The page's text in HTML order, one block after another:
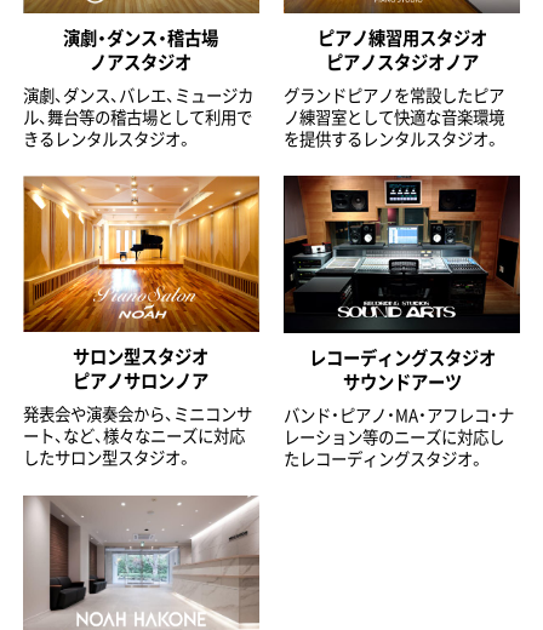
演劇・ダンス・稽古場
ノアスタジオ
演劇、ダンス、バレエ、ミュージカ
ル、舞台等の稽古場として利用で
きるレンタルスタジオ。
ピアノ練習用スタジオ
ピアノスタジオノア
グランドピアノを常設したピア
ノ練習室として快適な音楽環境
を提供するレンタルスタジオ。
サロン型スタジオ
ピアノサロンノア
発表会や演奏会から、ミニコンサ
ート、など、様々なニーズに対応
したサロン型スタジオ。
レコーディングスタジオ
サウンドアーツ
バンド・ピアノ・MA・アフレコ・ナ
レーション等のニーズに対応し
たレコーディングスタジオ。